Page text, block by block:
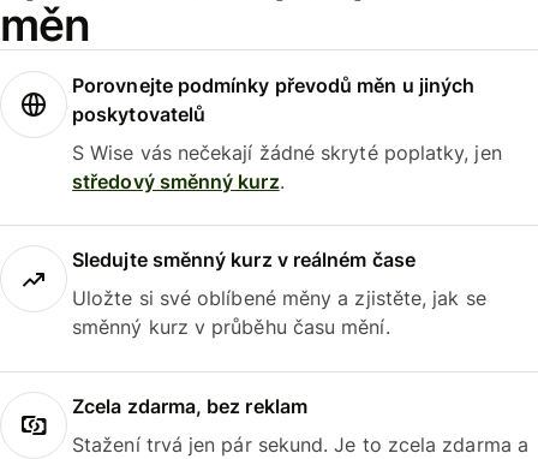
měn
Porovnejte podmínky převodů měn u jiných
poskytovatelů
S Wise vás nečekají žádné skryté poplatky, jen
středový směnný kurz.
Sledujte směnný kurz v reálném čase
Uložte si své oblíbené měny a zjistěte, jak se
směnný kurz v průběhu času mění.
Zcela zdarma, bez reklam
Stažení trvá jen pár sekund. Je to zcela zdarma a